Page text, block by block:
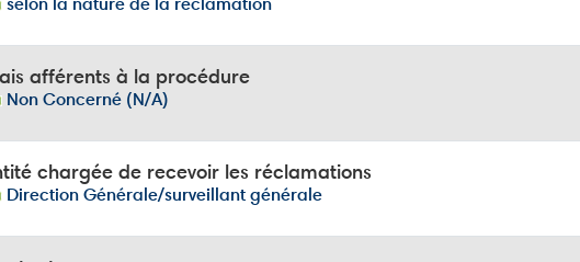
afférents à la procédure
Non Concerné (N/A)
chargée de recevoir les réclamations
Direction Générale/surveillant générale